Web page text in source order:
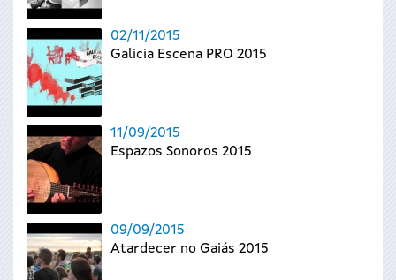
02/11/2015
Galicia Escena PRO 2015
11/09/2015
Espazos Sonoros 2015
09/09/2015
Atardecer no Gaiás 2015